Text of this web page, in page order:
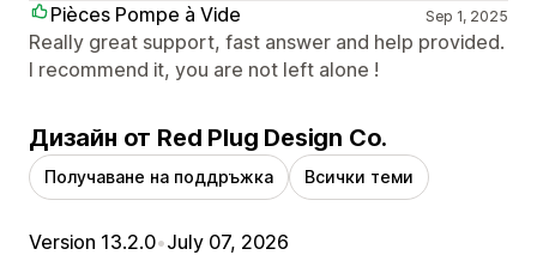
Pièces Pompe à Vide
Sep 1, 2025
Really great support, fast answer and help provided.
I recommend it, you are not left alone !
Дизайн от Red Plug Design Co.
Получаване на поддръжка Всички теми
Version 13.2.0•July 07, 2026